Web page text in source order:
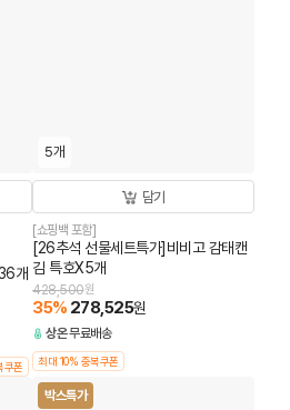
개
쿠폰
5개
담기
[쇼핑백 포함]
[26추석 선물세트특가]비비고 감태캔
김 특호X5개
428,500원
35% 278,525원
상온무료배송
최대 10% 중복쿠폰
박스특가